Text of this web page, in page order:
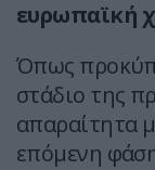
ευρωπαϊκή
Όπως
στάδιο της
απαραίτητα
επόμενη